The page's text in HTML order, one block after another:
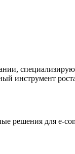
инструмент
для e-